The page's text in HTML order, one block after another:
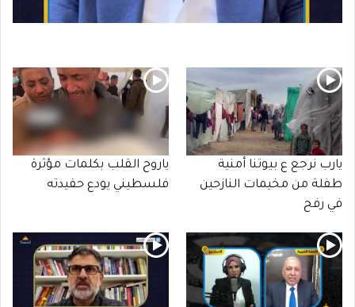
يارب نرجع ع بيوتنا أمنية
طفلة من مخيمات النازحين
في رفح
ياروح القلب بكلمات مؤثرة
فلسطيني يودع حفيدته